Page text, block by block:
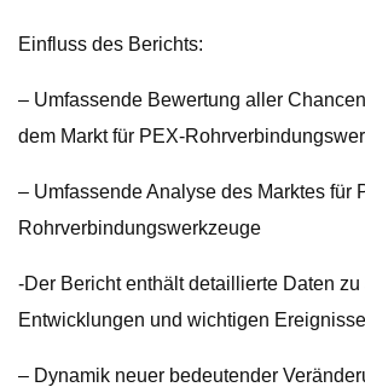
Einfluss des Berichts:
– Umfassende Bewertung aller
dem Markt für PEX-
– Umfassende Analyse des Marktes für
Rohrverbindungswerkzeuge
-Der Bericht enthält detaillierte Daten zu
Entwicklungen und wichtigen
– Dynamik neuer bedeutender